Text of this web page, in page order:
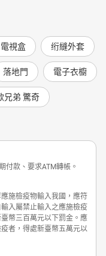
視盒 绗縫外套
落地門 電子衣櫥
兄弟 驚奇
付款、要求ATM轉帳。
施檢疫物輸入我國，應符
入屬禁止輸入之應施檢疫
幣三百萬元以下罰金。應
者，得處新臺幣五萬元以